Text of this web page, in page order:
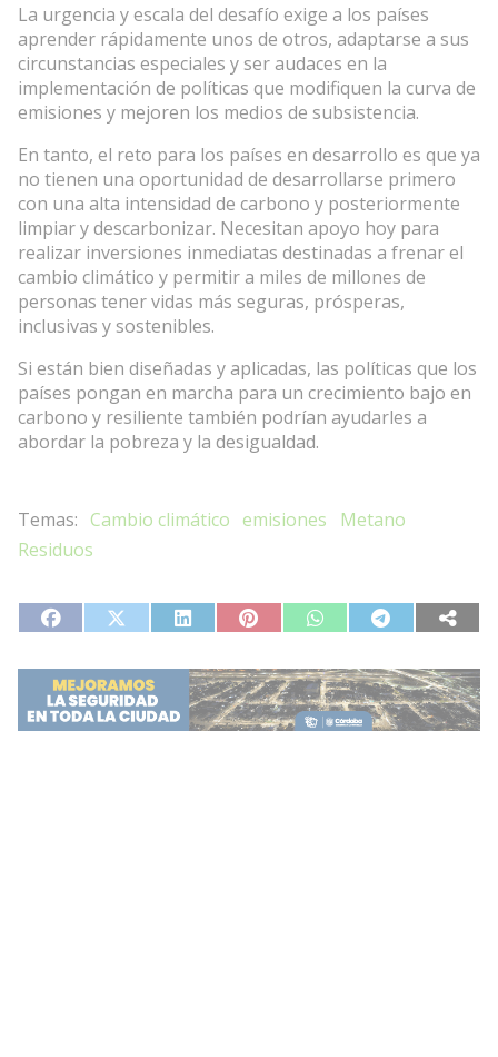
La urgencia y escala del desafío exige a los países
aprender rápidamente unos de otros, adaptarse a sus
circunstancias especiales y ser audaces en la
implementación de políticas que modifiquen la curva de
emisiones y mejoren los medios de subsistencia.
En tanto, el reto para los países en desarrollo es que ya
no tienen una oportunidad de desarrollarse primero
con una alta intensidad de carbono y posteriormente
limpiar y descarbonizar. Necesitan apoyo hoy para
realizar inversiones inmediatas destinadas a frenar el
cambio climático y permitir a miles de millones de
personas tener vidas más seguras, prósperas,
inclusivas y sostenibles.
Si están bien diseñadas y aplicadas, las políticas que los
países pongan en marcha para un crecimiento bajo en
carbono y resiliente también podrían ayudarles a
abordar la pobreza y la desigualdad.
Cambio climático emisiones
Metano
Residuos